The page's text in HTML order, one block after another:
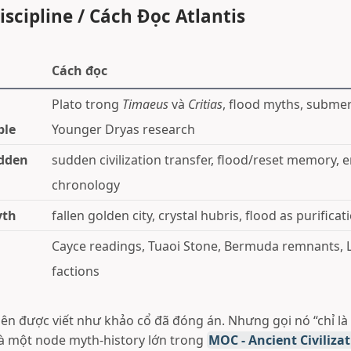
/ Cách Đọc Atlantis
Cách đọc
Plato trong Timaeusvà Critias, flood myths,
Younger Dryas research
sudden civilization transfer, flood/reset memory,
chronology
fallen golden city, crystal hubris, flood as
Cayce readings, Tuaoi Stone, Bermuda remnants,
factions
được viết như khảo cổ đã đóng án. Nhưng gọi nó “chỉ
một node myth-history lớn trong MOC - Ancient